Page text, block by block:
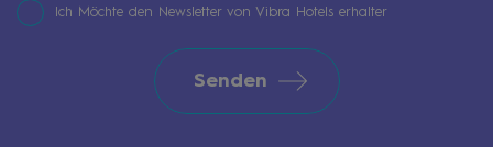
Ich Möchte den Newsletter von Vibra Hotels erhalter
Senden